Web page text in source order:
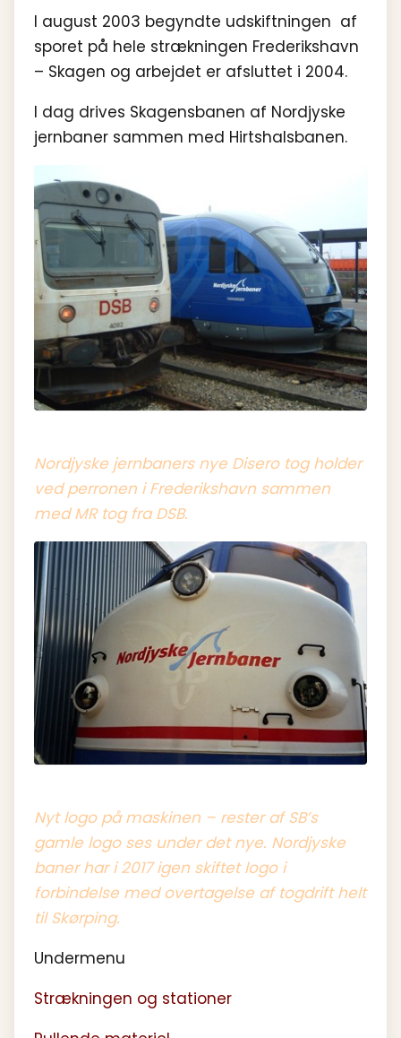
I august 2003 begyndte udskiftningen af
sporet på hele strækningen Frederikshavn
– Skagen og arbejdet er afsluttet i 2004.
I dag drives Skagensbanen af Nordjyske
jernbaner sammen med Hirtshalsbanen.
Nordjyske jernbaners nye Disero tog holder
ved perronen i Frederikshavn sammen
med MR tog fra DSB.
Nyt logo på maskinen – rester af SB’s
gamle logo ses under det nye. Nordjyske
baner har i 2017 igen skiftet logo i
forbindelse med overtagelse af togdrift helt
til Skørping.
Undermenu
Strækningen og stationer